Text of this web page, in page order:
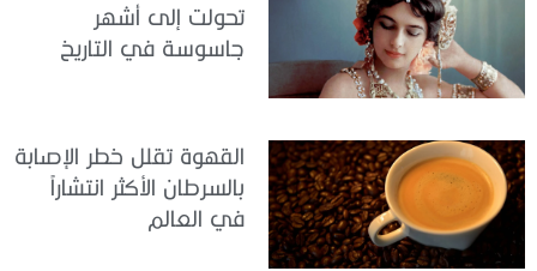
تحولت إلى أشهر
جاسوسة في التاريخ
القهوة تقلل خطر الإصابة
بالسرطان الأكثر انتشاراً
في العالم